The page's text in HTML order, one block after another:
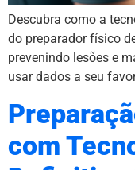
Descubra como a
do preparador físico
prevenindo lesões e
usar dados a seu
com